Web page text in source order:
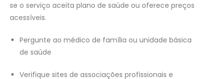
se o serviço aceita plano de saúde ou oferece preços
acessíveis.
Pergunte ao médico de família ou unidade básica
de saúde
Verifique sites de associações profissionais e